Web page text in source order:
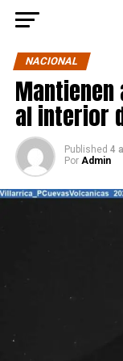
NACIONAL
al interior
Published 4
Por Admin